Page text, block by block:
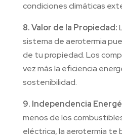
condiciones climáticas
8. Valor de la Propiedad:
sistema de aerotermia
de tu propiedad. Los
vez más la eficiencia
sostenibilidad.
9. Independencia
menos de los
eléctrica, la aerotermia te